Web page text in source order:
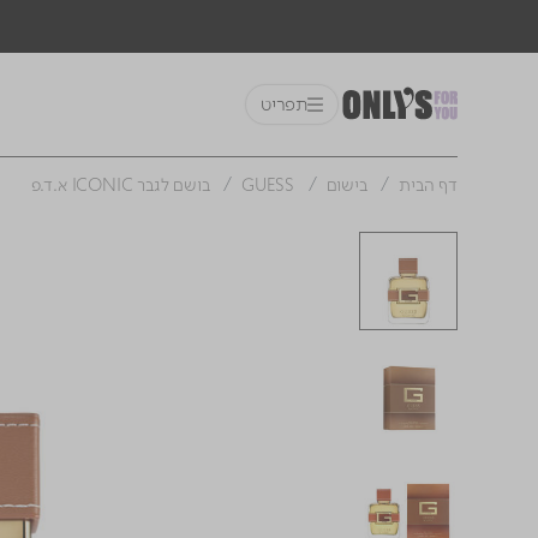
תפריט
דף הבית בישום GUESS בושם לגבר ICONIC א.ד.פ